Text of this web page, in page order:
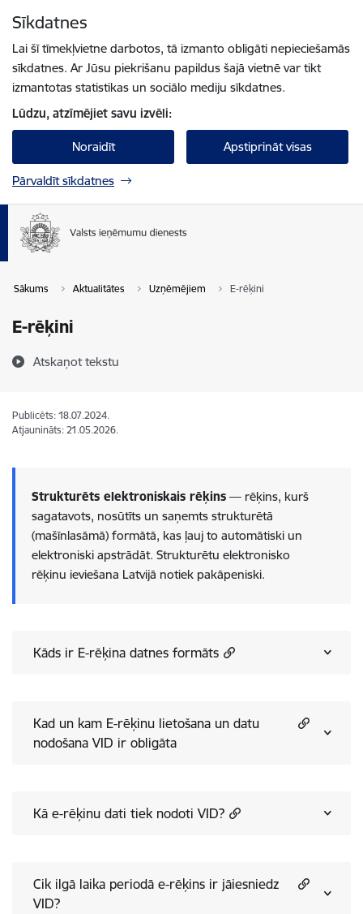
Sīkdatnes
Lai šī tīmekļvietne darbotos, tā izmanto obligāti nepieciešamās
sīkdatnes. Ar Jūsu piekrišanu papildus šajā vietnē var tikt
izmantotas statistikas un sociālo mediju sīkdatnes.
Lūdzu, atzīmējiet savu izvēli:
Noraidīt Apstiprināt visas
Pārvaldīt sīkdatnes
Sākums Aktualitātes Uzņēmējiem E-rēķini
E-rēķini
Atskaņot tekstu
Publicēts: 18.07.2024.
Atjaunināts: 21.05.2026.
Strukturēts elektroniskais rēķins — rēķins, kurš
sagatavots, nosūtīts un saņemts strukturētā
(mašīnlasāmā) formātā, kas ļauj to automātiski un
elektroniski apstrādāt. Strukturētu elektronisko
rēķinu ieviešana Latvijā notiek pakāpeniski.
Kāds ir E-rēķina datnes formāts
Kad un kam E-rēķinu lietošana un datu
nodošana VID ir obligāta
Kā e-rēķinu dati tiek nodoti VID?
Cik ilgā laika periodā e-rēķins ir jāiesniedz
VID?